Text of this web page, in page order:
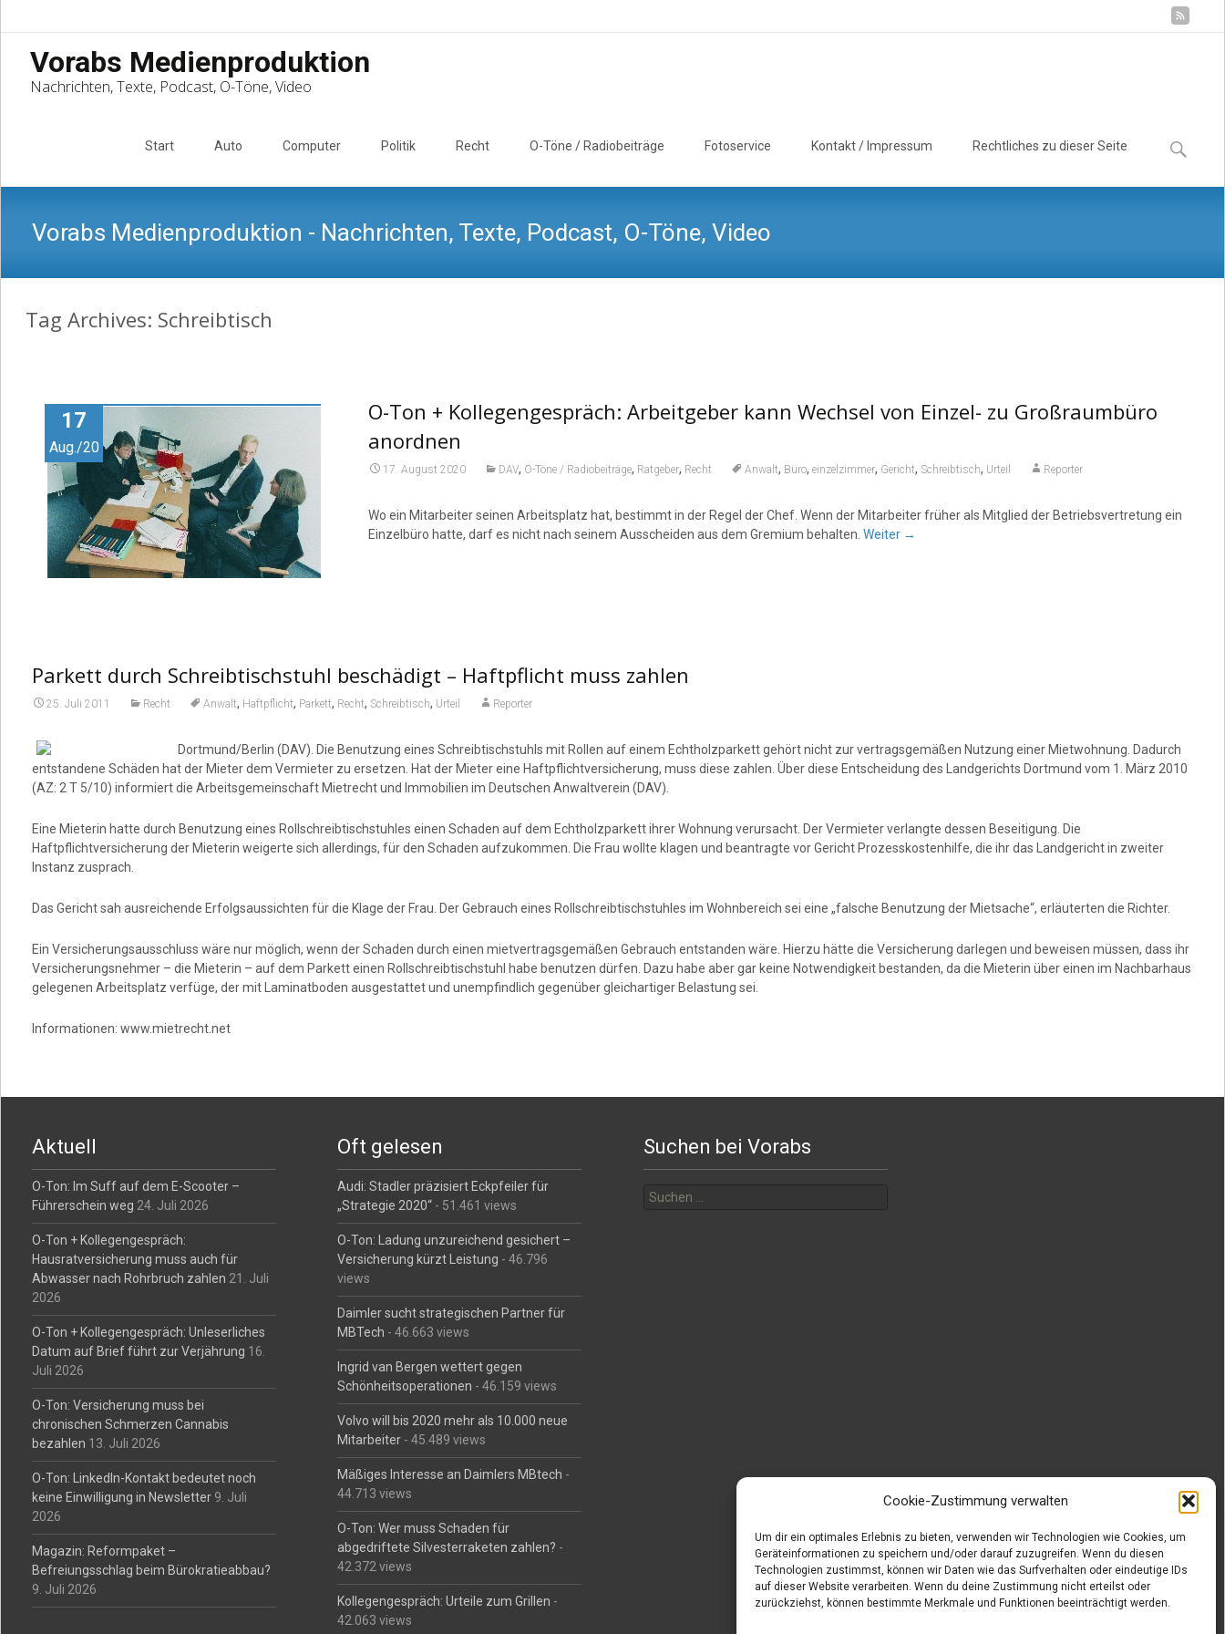
Cookie-Zustimmung verwalten
Um dir ein optimales Erlebnis zu bieten, verwenden wir Technologien wie Cookies, um
Geräteinformationen zu speichern und/oder darauf zuzugreifen. Wenn du diesen
Technologien zustimmst, können wir Daten wie das Surfverhalten oder eindeutige IDs
auf dieser Website verarbeiten. Wenn du deine Zustimmung nicht erteilst oder
zurückziehst, können bestimmte Merkmale und Funktionen beeinträchtigt werden.
Vorabs Medienproduktion
Nachrichten, Texte, Podcast, O-Töne, Video
Start Auto Computer Politik Recht O-Töne / Radiobeiträge Fotoservice Kontakt / Impressum Rechtliches zu dieser Seite
Suchen
nach:
Vorabs Medienproduktion - Nachrichten, Texte, Podcast, O-Töne, Video
Tag Archives: Schreibtisch
17
Aug./20
O-Ton + Kollegengespräch: Arbeitgeber kann Wechsel von Einzel- zu Großraumbüro
anordnen
17. August 2020 DAV, O-Töne / Radiobeiträge, Ratgeber, Recht Anwalt, Büro, einzelzimmer, Gericht, Schreibtisch, Urteil Reporter
Wo ein Mitarbeiter seinen Arbeitsplatz hat, bestimmt in der Regel der Chef. Wenn der Mitarbeiter früher als Mitglied der Betriebsvertretung ein
Einzelbüro hatte, darf es nicht nach seinem Ausscheiden aus dem Gremium behalten. Weiter →
Parkett durch Schreibtischstuhl beschädigt – Haftpflicht muss zahlen
25. Juli 2011 Recht Anwalt, Haftpflicht, Parkett, Recht, Schreibtisch, Urteil Reporter
Dortmund/Berlin (DAV). Die Benutzung eines Schreibtischstuhls mit Rollen auf einem Echtholzparkett gehört nicht zur vertragsgemäßen Nutzung einer Mietwohnung. Dadurch
entstandene Schäden hat der Mieter dem Vermieter zu ersetzen. Hat der Mieter eine Haftpflichtversicherung, muss diese zahlen. Über diese Entscheidung des Landgerichts Dortmund vom 1. März 2010
(AZ: 2 T 5/10) informiert die Arbeitsgemeinschaft Mietrecht und Immobilien im Deutschen Anwaltverein (DAV).
Eine Mieterin hatte durch Benutzung eines Rollschreibtischstuhles einen Schaden auf dem Echtholzparkett ihrer Wohnung verursacht. Der Vermieter verlangte dessen Beseitigung. Die
Haftpflichtversicherung der Mieterin weigerte sich allerdings, für den Schaden aufzukommen. Die Frau wollte klagen und beantragte vor Gericht Prozesskostenhilfe, die ihr das Landgericht in zweiter
Instanz zusprach.
Das Gericht sah ausreichende Erfolgsaussichten für die Klage der Frau. Der Gebrauch eines Rollschreibtischstuhles im Wohnbereich sei eine „falsche Benutzung der Mietsache“, erläuterten die Richter.
Ein Versicherungsausschluss wäre nur möglich, wenn der Schaden durch einen mietvertragsgemäßen Gebrauch entstanden wäre. Hierzu hätte die Versicherung darlegen und beweisen müssen, dass ihr
Versicherungsnehmer – die Mieterin – auf dem Parkett einen Rollschreibtischstuhl habe benutzen dürfen. Dazu habe aber gar keine Notwendigkeit bestanden, da die Mieterin über einen im Nachbarhaus
gelegenen Arbeitsplatz verfüge, der mit Laminatboden ausgestattet und unempfindlich gegenüber gleichartiger Belastung sei.
Informationen: www.mietrecht.net
Aktuell
O-Ton: Im Suff auf dem E-Scooter –
Führerschein weg 24. Juli 2026
O-Ton + Kollegengespräch:
Hausratversicherung muss auch für
Abwasser nach Rohrbruch zahlen 21. Juli
2026
O-Ton + Kollegengespräch: Unleserliches
Datum auf Brief führt zur Verjährung 16.
Juli 2026
O-Ton: Versicherung muss bei
chronischen Schmerzen Cannabis
bezahlen 13. Juli 2026
O-Ton: LinkedIn-Kontakt bedeutet noch
keine Einwilligung in Newsletter 9. Juli
2026
Magazin: Reformpaket –
Befreiungsschlag beim Bürokratieabbau?
9. Juli 2026
Oft gelesen
Audi: Stadler präzisiert Eckpfeiler für
„Strategie 2020“ - 51.461 views
O-Ton: Ladung unzureichend gesichert –
Versicherung kürzt Leistung - 46.796
views
Daimler sucht strategischen Partner für
MBTech - 46.663 views
Ingrid van Bergen wettert gegen
Schönheitsoperationen - 46.159 views
Volvo will bis 2020 mehr als 10.000 neue
Mitarbeiter - 45.489 views
Mäßiges Interesse an Daimlers MBtech -
44.713 views
O-Ton: Wer muss Schaden für
abgedriftete Silvesterraketen zahlen? -
42.372 views
Kollegengespräch: Urteile zum Grillen -
42.063 views
Suchen bei Vorabs
nach: